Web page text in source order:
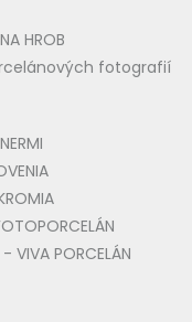
HROB
fotografií
VIVA PORCELÁN